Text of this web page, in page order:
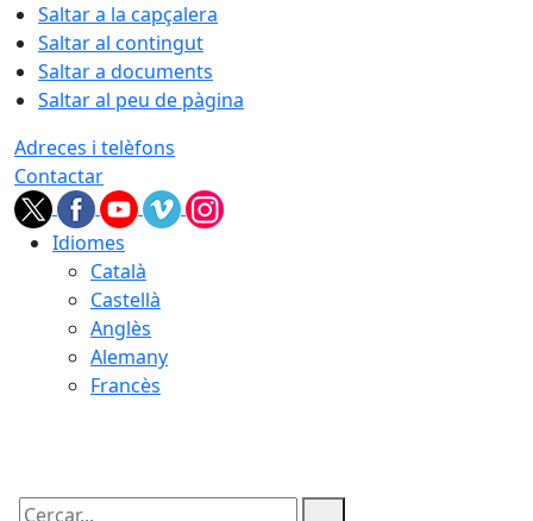
Saltar a la capçalera
Saltar al contingut
Saltar a documents
Saltar al peu de pàgina
Adreces i telèfons
Contactar
Idiomes
Català
Castellà
Anglès
Alemany
Francès